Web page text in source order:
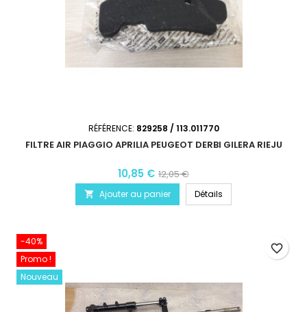
RÉFÉRENCE: 829258 / 113.011770
FILTRE AIR PIAGGIO APRILIA PEUGEOT DERBI GILERA RIEJU
10,85 € 12,05 €
 Ajouter au panier Détails
-40%
Promo !
Nouveau
favorite_border